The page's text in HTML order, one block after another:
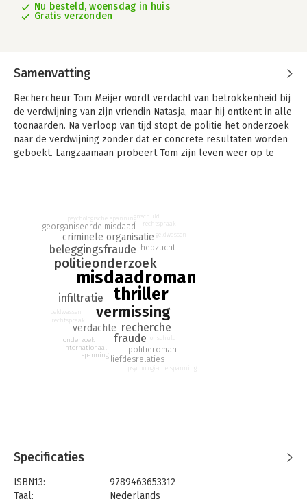
Nu besteld, woensdag in huis
Gratis verzonden
Samenvatting
Rechercheur Tom Meijer wordt verdacht van betrokkenheid bij
de verdwijning van zijn vriendin Natasja, maar hij ontkent in alle
toonaarden. Na verloop van tijd stopt de politie het onderzoek
naar de verdwijning zonder dat er concrete resultaten worden
geboekt. Langzaamaan probeert Tom zijn leven weer op te
vele gedupeerden. Tom vermoedt dat men vanuit die criminele
organisatie betrokken is bij de verdwijning van zijn vriendin, en
hij gaat over tot actie. De inmiddels ex-politieman infiltreert in
die wereld met alle dramatische gevolgen van dien.
Dit is de vijfde misdaadroman van Joop Hoekman.
misdaadroman
thriller
vermissing
politieonderzoek
recherche
fraude
infiltratie
beleggingsfraude
criminele organisatie
verdachte
hebzucht
politieroman
liefdesrelaties
georganiseerde misdaad
spanning
internationaal
onderzoek
rechtspraak
psychologische spanning
geldwassen
onschuld
rechtspraak
psychologische spanning
geldwassen
Specificaties
ISBN13:
9789463653312
Taal:
Nederlands